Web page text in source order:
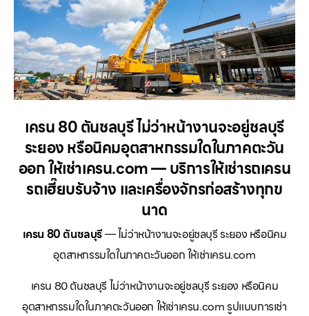
เครน 80 ตันชลบุรี ไม่ว่าหน้างานจะอยู่ชลบุรี
ระยอง หรือนิคมอุตสาหกรรมใดในภาคตะวัน
ออก ให้เช่าเครน.com — บริการให้เช่ารถเครน
รถเฮี๊ยบรับจ้าง และเครื่องจักรก่อสร้างทุกข
นาด
เครน 80 ตันชลบุรี— ไม่ว่าหน้างานจะอยู่ชลบุรี ระยอง หรือนิคม
อุตสาหกรรมใดในภาคตะวันออก ให้เช่าเครน.com
เครน 80 ตันชลบุรี ไม่ว่าหน้างานจะอยู่ชลบุรี ระยอง หรือนิคม
อุตสาหกรรมใดในภาคตะวันออก ให้เช่าเครน.com รูปแบบการเช่า